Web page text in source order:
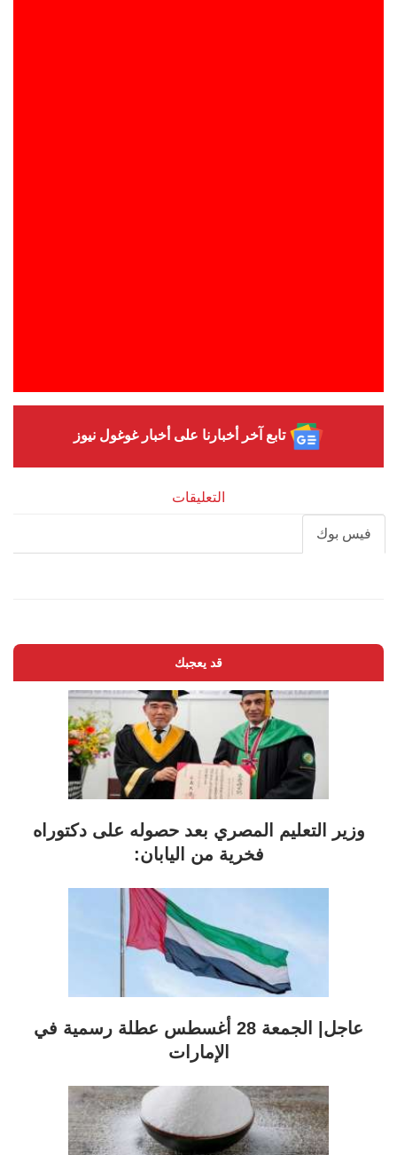
تابع آخر أخبارنا على أخبار غوغول نيوز
التعليقات
فيس بوك
قد يعجبك
وزير التعليم المصري بعد حصوله على دكتوراه
فخرية من اليابان:
عاجل| الجمعة 28 أغسطس عطلة رسمية في
الإمارات